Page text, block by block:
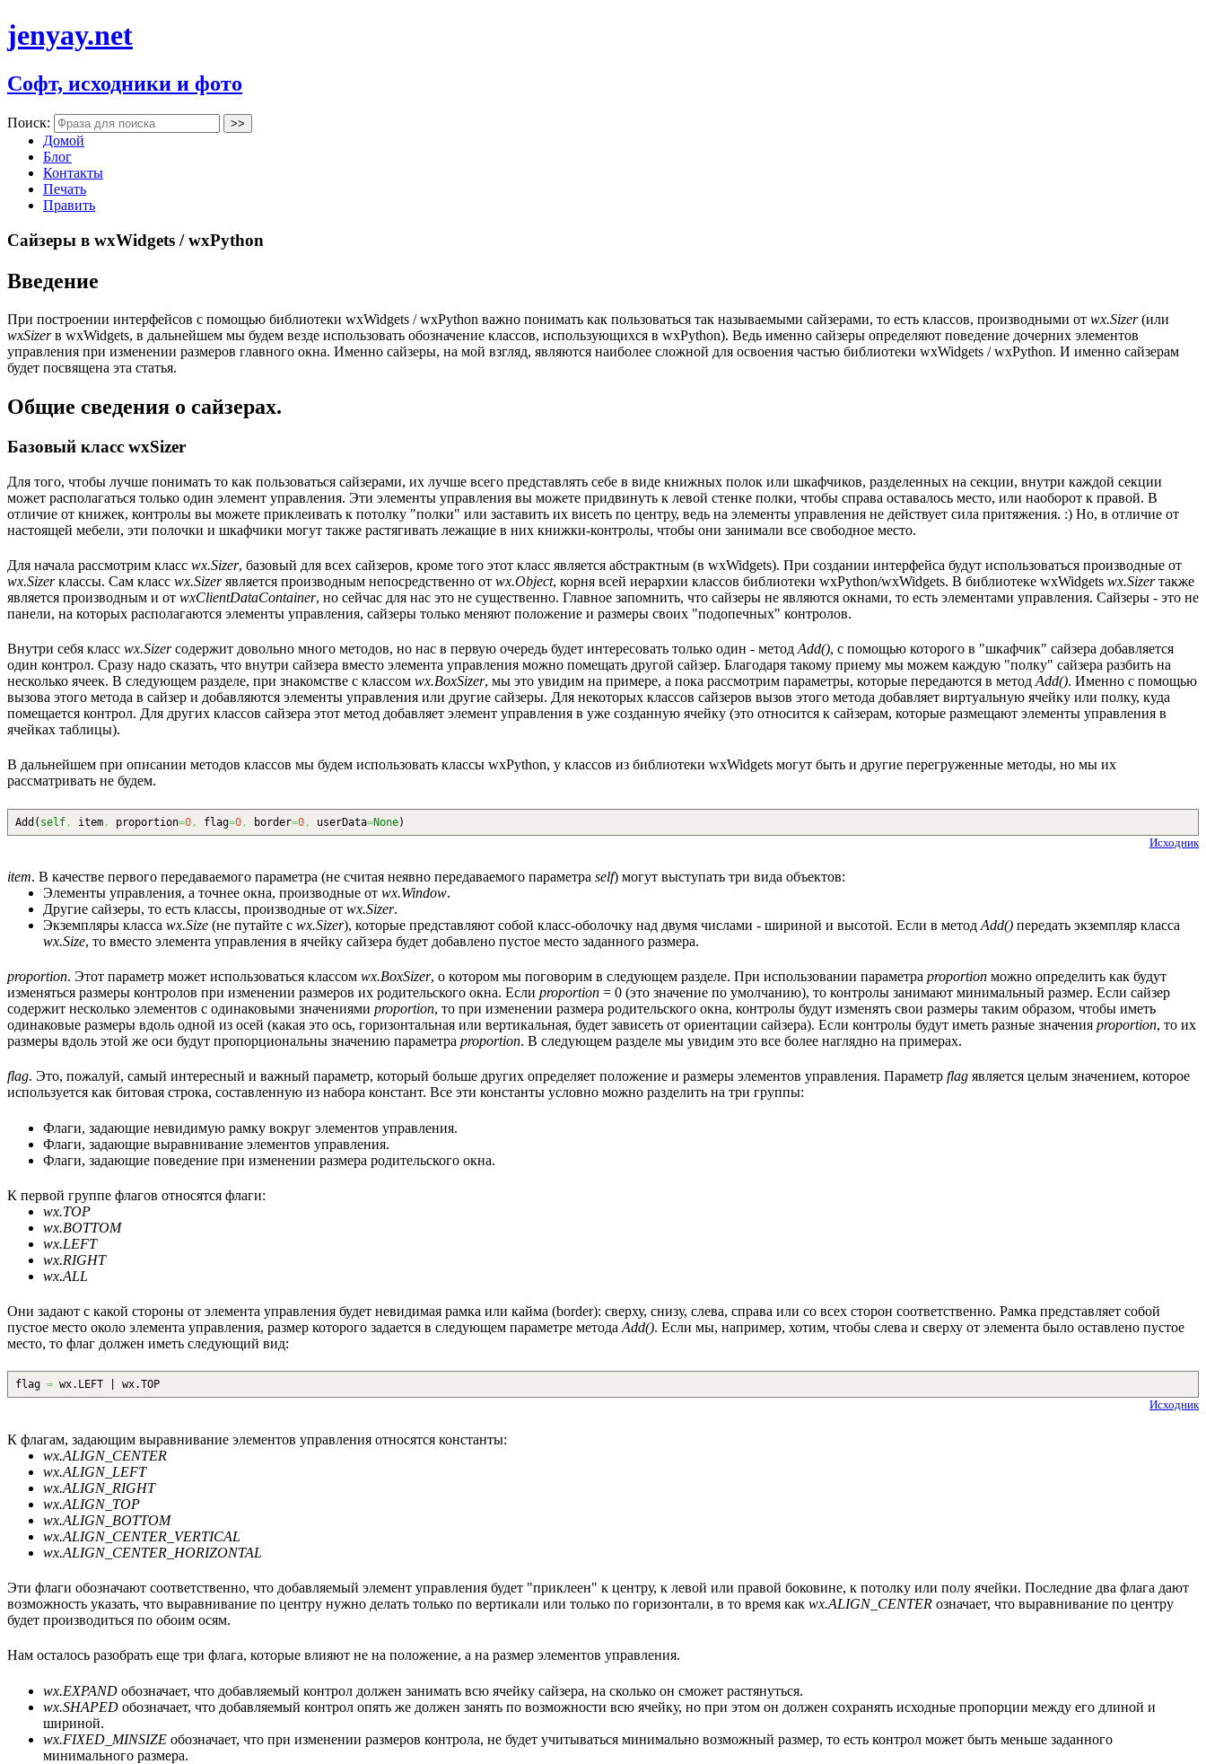
jenyay.net
Софт, исходники и фото
Поиск:
Домой
Блог
Контакты
Печать
Править
Сайзеры в wxWidgets / wxPython
Введение
При построении интерфейсов с помощью библиотеки wxWidgets / wxPython важно понимать как пользоваться так называемыми сайзерами, то есть классов, производными от wx.Sizer(или
wxSizerв wxWidgets, в дальнейшем мы будем везде использовать обозначение классов, использующихся в wxPython). Ведь именно сайзеры определяют поведение дочерних элементов
управления при изменении размеров главного окна. Именно сайзеры, на мой взгляд, являются наиболее сложной для освоения частью библиотеки wxWidgets / wxPython. И именно сайзерам
будет посвящена эта статья.
Общие сведения о сайзерах.
Базовый класс wxSizer
Для того, чтобы лучше понимать то как пользоваться сайзерами, их лучше всего представлять себе в виде книжных полок или шкафчиков, разделенных на секции, внутри каждой секции
может располагаться только один элемент управления. Эти элементы управления вы можете придвинуть к левой стенке полки, чтобы справа оставалось место, или наоборот к правой. В
отличие от книжек, контролы вы можете приклеивать к потолку "полки" или заставить их висеть по центру, ведь на элементы управления не действует сила притяжения. :) Но, в отличие от
настоящей мебели, эти полочки и шкафчики могут также растягивать лежащие в них книжки-контролы, чтобы они занимали все свободное место.
Для начала рассмотрим класс wx.Sizer, базовый для всех сайзеров, кроме того этот класс является абстрактным (в wxWidgets). При создании интерфейса будут использоваться производные от
wx.Sizerклассы. Сам класс wx.Sizerявляется производным непосредственно от wx.Object, корня всей иерархии классов библиотеки wxPython/wxWidgets. В библиотеке wxWidgets wx.Sizerтакже
является производным и от wxClientDataContainer, но сейчас для нас это не существенно. Главное запомнить, что сайзеры не являются окнами, то есть элементами управления. Сайзеры - это не
панели, на которых располагаются элементы управления, сайзеры только меняют положение и размеры своих "подопечных" контролов.
Внутри себя класс wx.Sizerсодержит довольно много методов, но нас в первую очередь будет интересовать только один - метод Add(), с помощью которого в "шкафчик" сайзера добавляется
один контрол. Сразу надо сказать, что внутри сайзера вместо элемента управления можно помещать другой сайзер. Благодаря такому приему мы можем каждую "полку" сайзера разбить на
несколько ячеек. В следующем разделе, при знакомстве с классом wx.BoxSizer, мы это увидим на примере, а пока рассмотрим параметры, которые передаются в метод Add(). Именно с помощью
вызова этого метода в сайзер и добавляются элементы управления или другие сайзеры. Для некоторых классов сайзеров вызов этого метода добавляет виртуальную ячейку или полку, куда
помещается контрол. Для других классов сайзера этот метод добавляет элемент управления в уже созданную ячейку (это относится к сайзерам, которые размещают элементы управления в
ячейках таблицы).
В дальнейшем при описании методов классов мы будем использовать классы wxPython, у классов из библиотеки wxWidgets могут быть и другие перегруженные методы, но мы их
рассматривать не будем.
Add ( self , item , proportion=0 , flag=0 , border=0 , userData=None)
Исходник
item. В качестве первого передаваемого параметра (не считая неявно передаваемого параметра self) могут выступать три вида объектов:
Элементы управления, а точнее окна, производные от wx.Window.
Другие сайзеры, то есть классы, производные от wx.Sizer.
Экземпляры класса wx.Size (не путайте с wx.Sizer), которые представляют собой класс-оболочку над двумя числами - шириной и высотой. Если в метод Add() передать экземпляр класса
wx.Size, то вместо элемента управления в ячейку сайзера будет добавлено пустое место заданного размера.
proportion. Этот параметр может использоваться классом wx.BoxSizer, о котором мы поговорим в следующем разделе. При использовании параметра proportion можно определить как будут
изменяться размеры контролов при изменении размеров их родительского окна. Если proportion = 0 (это значение по умолчанию), то контролы занимают минимальный размер. Если сайзер
содержит несколько элементов с одинаковыми значениями proportion, то при изменении размера родительского окна, контролы будут изменять свои размеры таким образом, чтобы иметь
одинаковые размеры вдоль одной из осей (какая это ось, горизонтальная или вертикальная, будет зависеть от ориентации сайзера). Если контролы будут иметь разные значения proportion, то их
размеры вдоль этой же оси будут пропорциональны значению параметра proportion. В следующем разделе мы увидим это все более наглядно на примерах.
flag. Это, пожалуй, самый интересный и важный параметр, который больше других определяет положение и размеры элементов управления. Параметр flag является целым значением, которое
используется как битовая строка, составленную из набора констант. Все эти константы условно можно разделить на три группы:
Флаги, задающие невидимую рамку вокруг элементов управления.
Флаги, задающие выравнивание элементов управления.
Флаги, задающие поведение при изменении размера родительского окна.
К первой группе флагов относятся флаги:
wx.TOP
wx.BOTTOM
wx.LEFT
wx.RIGHT
wx.ALL
Они задают с какой стороны от элемента управления будет невидимая рамка или кайма (border): сверху, снизу, слева, справа или со всех сторон соответственно. Рамка представляет собой
пустое место около элемента управления, размер которого задается в следующем параметре метода Add(). Если мы, например, хотим, чтобы слева и сверху от элемента было оставлено пустое
место, то флаг должен иметь следующий вид:
flag = wx. LEFT | wx.TOP
Исходник
К флагам, задающим выравнивание элементов управления относятся константы:
wx.ALIGN_CENTER
wx.ALIGN_LEFT
wx.ALIGN_RIGHT
wx.ALIGN_TOP
wx.ALIGN_BOTTOM
wx.ALIGN_CENTER_VERTICAL
wx.ALIGN_CENTER_HORIZONTAL
Эти флаги обозначают соответственно, что добавляемый элемент управления будет "приклеен" к центру, к левой или правой боковине, к потолку или полу ячейки. Последние два флага дают
возможность указать, что выравнивание по центру нужно делать только по вертикали или только по горизонтали, в то время как wx.ALIGN_CENTER означает, что выравнивание по центру
будет производиться по обоим осям.
Нам осталось разобрать еще три флага, которые влияют не на положение, а на размер элементов управления.
wx.EXPAND обозначает, что добавляемый контрол должен занимать всю ячейку сайзера, на сколько он сможет растянуться.
wx.SHAPED обозначает, что добавляемый контрол опять же должен занять по возможности всю ячейку, но при этом он должен сохранять исходные пропорции между его длиной и
шириной.
wx.FIXED_MINSIZE обозначает, что при изменении размеров контрола, не будет учитываться минимально возможный размер, то есть контрол может быть меньше заданного
минимального размера.